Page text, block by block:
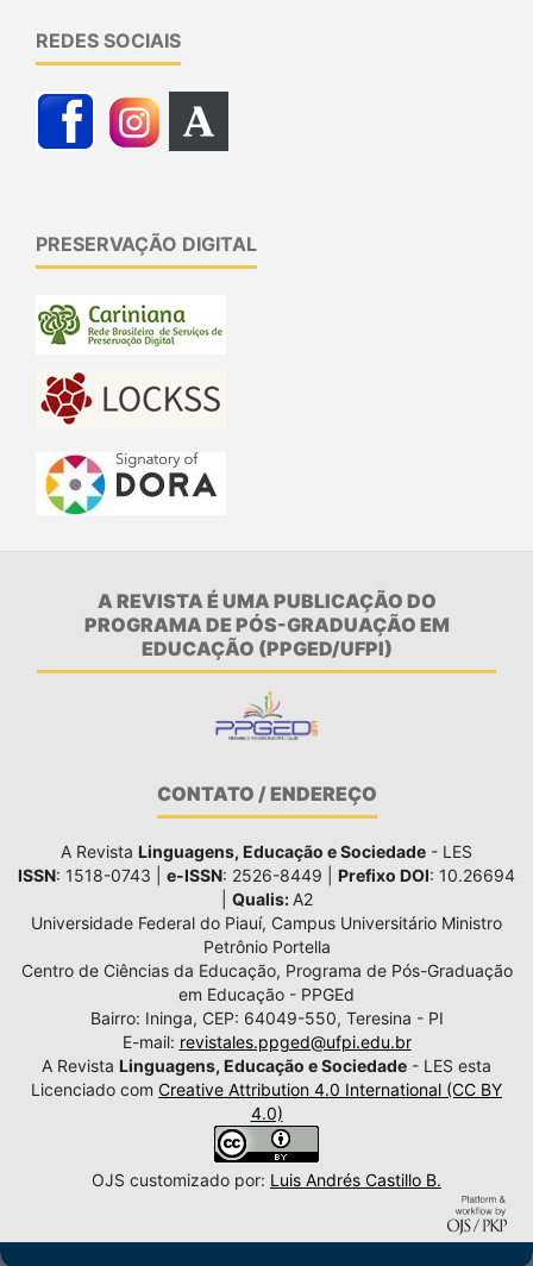
REDES SOCIAIS
PRESERVAÇÃO DIGITAL
A REVISTA É UMA PUBLICAÇÃO DO
PROGRAMA DE PÓS-GRADUAÇÃO EM
EDUCAÇÃO (PPGED/UFPI)
CONTATO / ENDEREÇO
A Revista Linguagens, Educação e Sociedade - LES
ISSN: 1518-0743 | e-ISSN: 2526-8449 | Prefixo DOI: 10.26694
Qualis: A2
Universidade Federal do Piauí, Campus Universitário Ministro
Petrônio Portella
Centro de Ciências da Educação, Programa de Pós-Graduação
em Educação - PPGEd
Bairro: Ininga, CEP: 64049-550, Teresina - PI
E-mail: revistales.ppged@ufpi.edu.br
A Revista Linguagens, Educação e Sociedade - LES esta
Licenciado com Creative Attribution 4.0 International (CC BY
4.0)
OJS customizado por: Luis Andrés Castillo B.